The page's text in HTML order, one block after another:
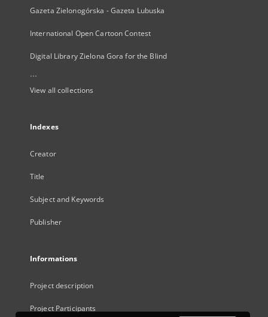
Gazeta Zielonogórska - Gazeta Lubuska
International Open Cartoon Contest
Digital Library Zielona Gora for the Blind
...
View all collections
Indexes
Creator
Title
Subject and Keywords
Publisher
Informations
Project description
Project Participants